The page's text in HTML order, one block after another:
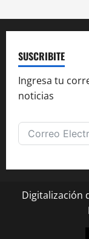
SUSCRIBITE
Ingresa tu
noticias
Digitalización